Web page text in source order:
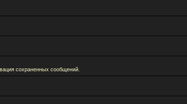
сохраненных сообщений.